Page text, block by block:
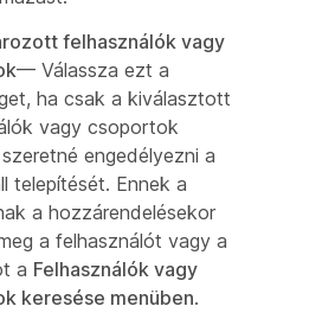
felhasználók vagy
— Válassza ezt a
ha csak a kiválasztott
vagy csoportok
engedélyezni a
telepítését. Ennek a
a hozzárendelésekor
a felhasználót vagy a
a Felhasználók vagy
keresése menüben.